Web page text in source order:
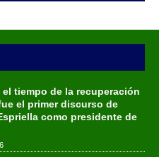
el tiempo de la recuperación
el primer discurso de
como presidente de